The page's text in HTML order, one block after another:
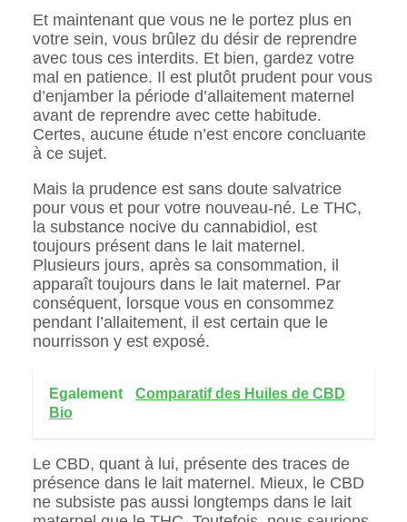
Et maintenant que vous ne le portez plus en
votre sein, vous brûlez du désir de reprendre
avec tous ces interdits. Et bien, gardez votre
mal en patience. Il est plutôt prudent pour vous
d’enjamber la période d’allaitement maternel
avant de reprendre avec cette habitude.
Certes, aucune étude n’est encore concluante
à ce sujet.
Mais la prudence est sans doute salvatrice
pour vous et pour votre nouveau-né. Le THC,
la substance nocive du cannabidiol, est
toujours présent dans le lait maternel.
Plusieurs jours, après sa consommation, il
apparaît toujours dans le lait maternel. Par
conséquent, lorsque vous en consommez
pendant l’allaitement, il est certain que le
nourrisson y est exposé.
Egalement
Comparatif des Huiles de CBD
Bio
Le CBD, quant à lui, présente des traces de
présence dans le lait maternel. Mieux, le CBD
ne subsiste pas aussi longtemps dans le lait